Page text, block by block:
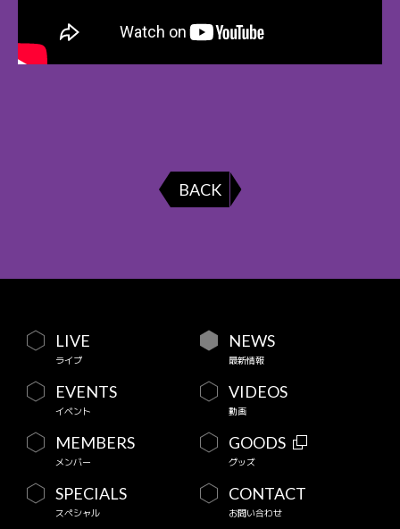
BACK
LIVE
ライブ
NEWS
最新情報
EVENTS
イベント
VIDEOS
動画
MEMBERS
メンバー
GOODS
グッズ
SPECIALS
スペシャル
CONTACT
お問い合わせ